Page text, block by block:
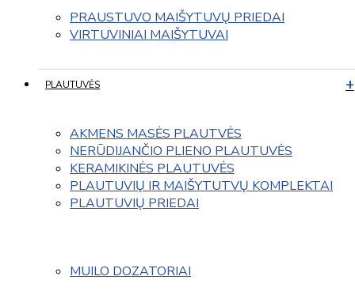
PRAUSTUVO MAIŠYTUVŲ PRIEDAI
VIRTUVINIAI MAIŠYTUVAI
PLAUTUVĖS
AKMENS MASĖS PLAUTVĖS
NERŪDIJANČIO PLIENO PLAUTUVĖS
KERAMIKINĖS PLAUTUVĖS
PLAUTUVIŲ IR MAIŠYTUTVŲ KOMPLEKTAI
PLAUTUVIŲ PRIEDAI
MUILO DOZATORIAI